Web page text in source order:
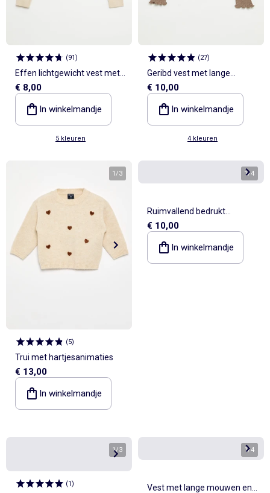
(91)
Effen lichtgewicht vest met
ronde hals
€ 8,00
In winkelmandje
5 kleuren
(27)
Geribd vest met lange
mouwen
€ 10,00
In winkelmandje
4 kleuren
1/3
(5)
Trui met hartjesanimaties
€ 13,00
In winkelmandje
1/4
Ruimvallend bedrukt
sweatshirt
€ 10,00
In winkelmandje
1/3
(1)
1/4
Vest met lange mouwen en